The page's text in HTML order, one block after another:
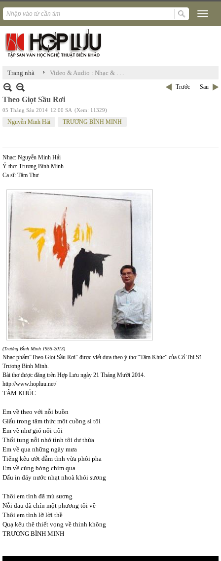
Trang nhà › Video & Audio : Nhạc & . . .
Trước Sau
Theo Giọt Sầu Rơi
05 Tháng Sáu 2014 12:00 SA (Xem: 11329)
Nguyễn Minh Hải TRƯƠNG BÌNH MINH
Nhạc: Nguyễn Minh Hải
Ý thơ: Trương Bình Minh
Ca sĩ: Tâm Thư
(Trương Bình Minh 1955-2013)
Nhạc phẩm"Theo Giọt Sầu Rơi" được viết dựa theo ý thơ “Tâm Khúc” của Cố Thi Sĩ
Trương Bình Minh.
Bài thơ được đăng trên Hợp Lưu ngày 21 Tháng Mười 2014.
http://www.hopluu.net/
TÂM KHÚC
Em về theo với nỗi buồn
Giấu trong tâm thức một cuồng si tôi
Em về như gió nổi trôi
Thổi tung nỗi nhớ tình tôi dư thừa
Em về qua những ngày mưa
Tiếng kêu ướt đẫm tình vừa phôi pha
Em về cùng bóng chim qua
Dấu in đáy nước nhạt nhoà khói sương
Thôi em tình đã mù sương
Nỗi đau đã chín một phương tôi về
Thôi em tình lỡ lời thề
Quạ kêu thê thiết vọng về thinh không
TRƯƠNG BÌNH MINH